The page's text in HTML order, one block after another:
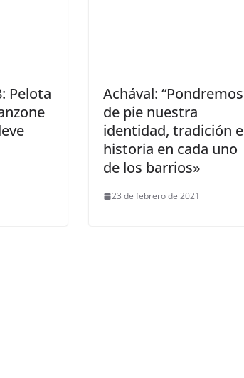
Pelota
Achával: “Pondremos
de pie nuestra
identidad, tradición e
historia en cada uno
de los barrios»
23 de febrero de 2021